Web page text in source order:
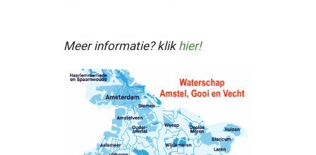
Meer informatie? klik hier!